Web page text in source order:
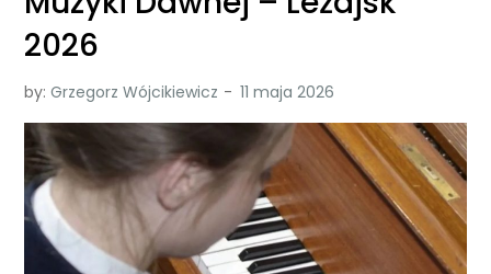
2026
by:Grzegorz Wójcikiewicz